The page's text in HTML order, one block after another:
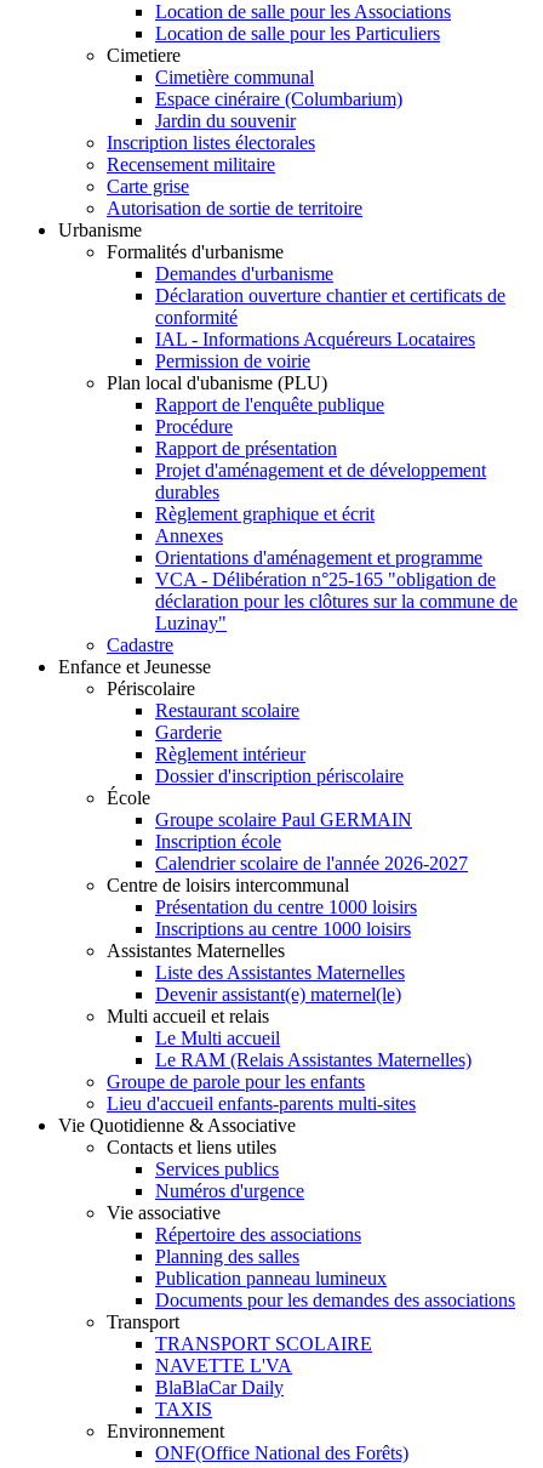
Location de salle pour les Associations
Location de salle pour les Particuliers
Cimetiere
Cimetière communal
Espace cinéraire (Columbarium)
Jardin du souvenir
Inscription listes électorales
Recensement militaire
Carte grise
Autorisation de sortie de territoire
Urbanisme
Formalités d'urbanisme
Demandes d'urbanisme
Déclaration ouverture chantier et certificats de
conformité
IAL - Informations Acquéreurs Locataires
Permission de voirie
Plan local d'ubanisme (PLU)
Rapport de l'enquête publique
Procédure
Rapport de présentation
Projet d'aménagement et de développement
durables
Règlement graphique et écrit
Annexes
Orientations d'aménagement et programme
VCA - Délibération n°25-165 "obligation de
déclaration pour les clôtures sur la commune de
Luzinay"
Cadastre
Enfance et Jeunesse
Périscolaire
Restaurant scolaire
Garderie
Règlement intérieur
Dossier d'inscription périscolaire
École
Groupe scolaire Paul GERMAIN
Inscription école
Calendrier scolaire de l'année 2026-2027
Centre de loisirs intercommunal
Présentation du centre 1000 loisirs
Inscriptions au centre 1000 loisirs
Assistantes Maternelles
Liste des Assistantes Maternelles
Devenir assistant(e) maternel(le)
Multi accueil et relais
Le Multi accueil
Le RAM (Relais Assistantes Maternelles)
Groupe de parole pour les enfants
Lieu d'accueil enfants-parents multi-sites
Vie Quotidienne & Associative
Contacts et liens utiles
Services publics
Numéros d'urgence
Vie associative
Répertoire des associations
Planning des salles
Publication panneau lumineux
Documents pour les demandes des associations
Transport
TRANSPORT SCOLAIRE
NAVETTE L'VA
BlaBlaCar Daily
TAXIS
Environnement
ONF(Office National des Forêts)